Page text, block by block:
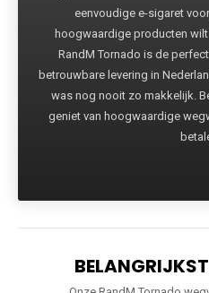
eenvoudige e-sigaret
hoogwaardige producten
RandM Tornado is de
betrouwbare levering in
was nog nooit zo makkelijk.
geniet van hoogwaardige